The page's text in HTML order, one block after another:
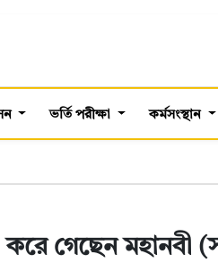
ভর্তি পরীক্ষা কর্মসংস্থান
করে গেছেন মহানবী